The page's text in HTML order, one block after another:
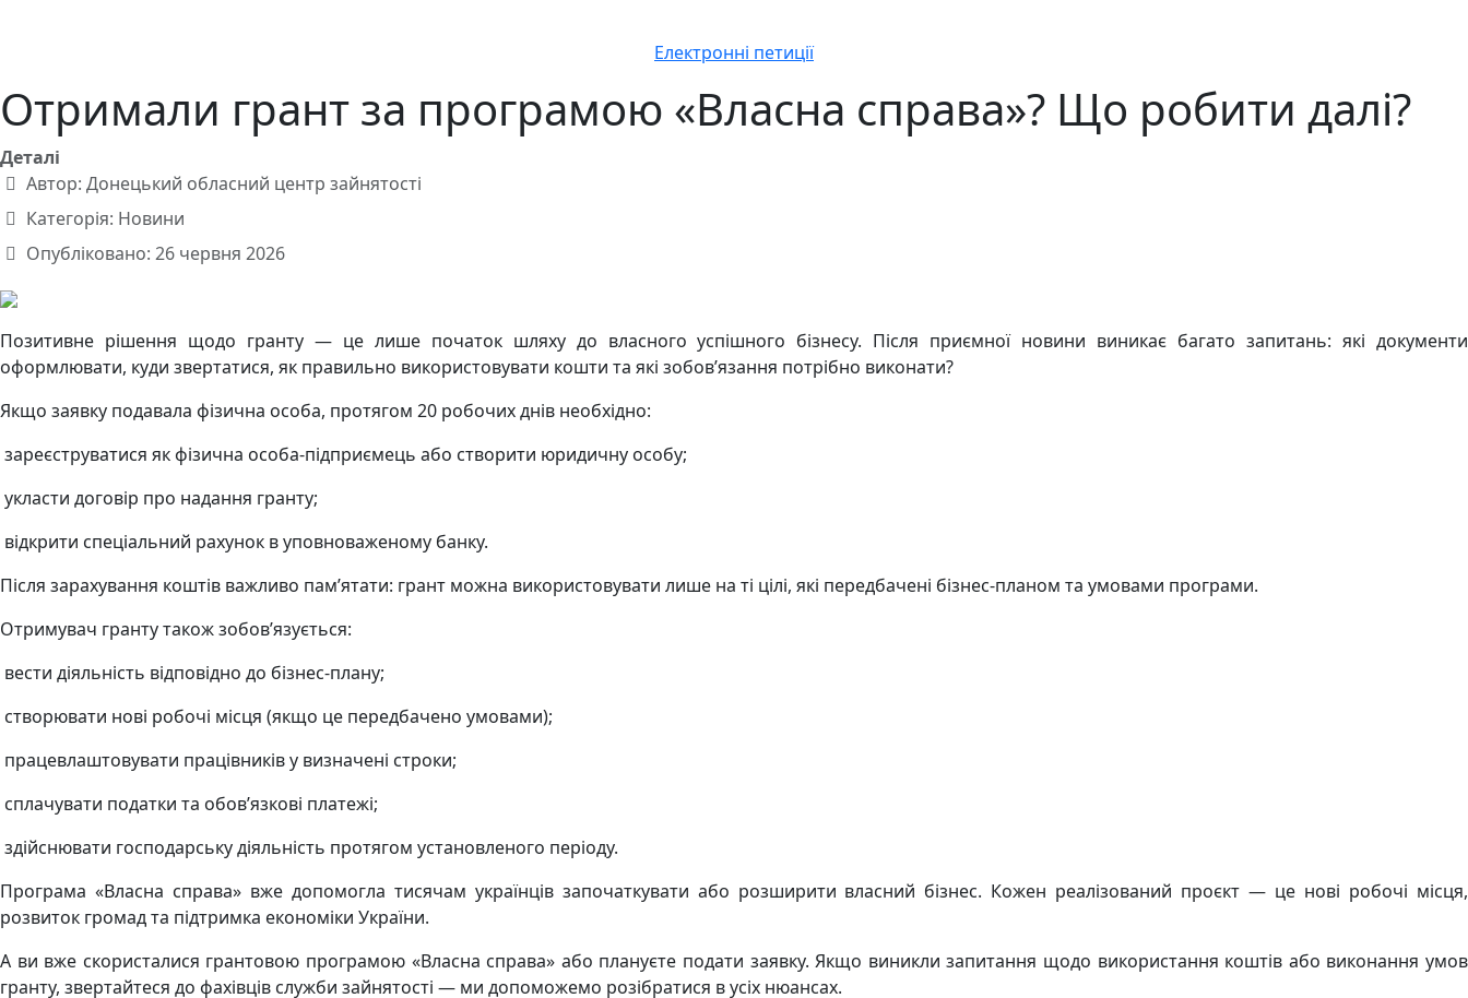
Електронні петиції
Отримали грант за програмою «Власна справа»? Що робити далі?
Деталі
Автор: Донецький обласний центр зайнятості
Категорія: Новини
Опубліковано: 26 червня 2026
Позитивне рішення щодо гранту — це лише початок шляху до власного успішного бізнесу. Після приємної новини виникає багато запитань: які документи
оформлювати, куди звертатися, як правильно використовувати кошти та які зобов’язання потрібно виконати?
Якщо заявку подавала фізична особа, протягом 20 робочих днів необхідно:
зареєструватися як фізична особа-підприємець або створити юридичну особу;
укласти договір про надання гранту;
відкрити спеціальний рахунок в уповноваженому банку.
Після зарахування коштів важливо пам’ятати: грант можна використовувати лише на ті цілі, які передбачені бізнес-планом та умовами програми.
Отримувач гранту також зобов’язується:
вести діяльність відповідно до бізнес-плану;
створювати нові робочі місця (якщо це передбачено умовами);
працевлаштовувати працівників у визначені строки;
сплачувати податки та обов’язкові платежі;
здійснювати господарську діяльність протягом установленого періоду.
Програма «Власна справа» вже допомогла тисячам українців започаткувати або розширити власний бізнес. Кожен реалізований проєкт — це нові робочі місця,
розвиток громад та підтримка економіки України.
А ви вже скористалися грантовою програмою «Власна справа» або плануєте подати заявку. Якщо виникли запитання щодо використання коштів або виконання умов
гранту, звертайтеся до фахівців служби зайнятості — ми допоможемо розібратися в усіх нюансах.